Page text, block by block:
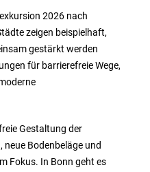
2026 nach
zeigen beispielhaft,
gestärkt werden
für barrierefreie Wege,
Gestaltung der
neue Bodenbeläge und
Fokus. In Bonn geht es